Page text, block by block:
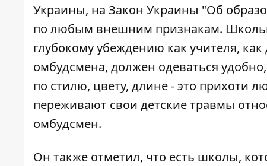
Украины, на Закон Украины "Об
по любым внешним признакам.
глубокому убеждению как учителя,
омбудсмена, должен одеваться
по стилю, цвету, длине - это прихоти
переживают свои детские травмы
омбудсмен.
Он также отметил, что есть школы,